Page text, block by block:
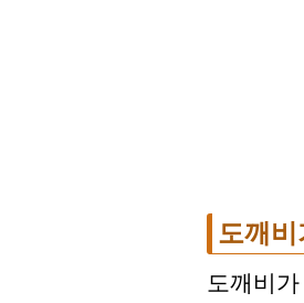
도깨
도깨비